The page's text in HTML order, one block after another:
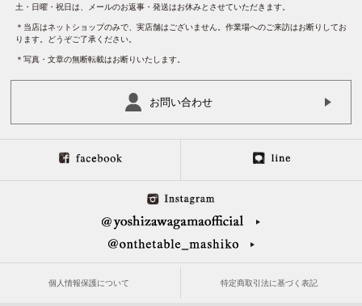
土・日曜・祝日は、メールのお返事・発送はお休みとさせていただきます。
＊当店はネットショップのみで、実店舗はございません。作業場へのご来訪はお断りしてお
ります。どうぞご了承ください。
＊写真・文章の無断転載はお断りいたします。
お問い合わせ
個人情報保護について 特定商取引法に基づく表記